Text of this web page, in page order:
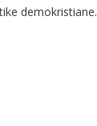
demokristiane.